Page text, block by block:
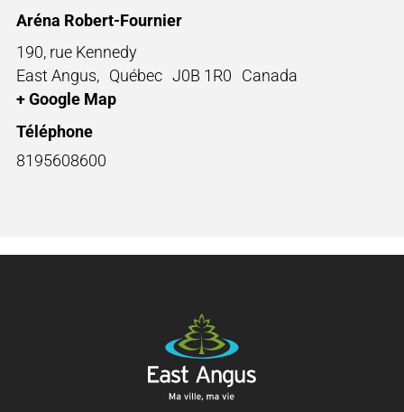
Aréna Robert-Fournier
190, rue Kennedy
East Angus, Québec J0B 1R0
Canada
+ Google Map
Téléphone
8195608600